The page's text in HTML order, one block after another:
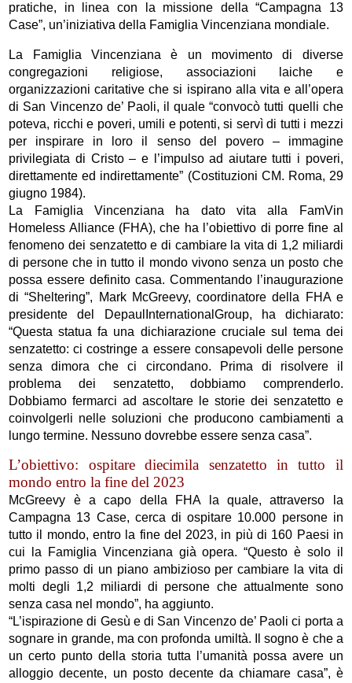
pratiche, in linea con la missione della “Campagna 13
Case”, un’iniziativa della Famiglia Vincenziana mondiale.
La Famiglia Vincenziana è un movimento di diverse
congregazioni religiose, associazioni laiche e
organizzazioni caritative che si ispirano alla vita e all’opera
di San Vincenzo de’ Paoli, il quale “convocò tutti quelli che
poteva, ricchi e poveri, umili e potenti, si servì di tutti i mezzi
per inspirare in loro il senso del povero – immagine
privilegiata di Cristo – e l’impulso ad aiutare tutti i poveri,
direttamente ed indirettamente” (Costituzioni CM. Roma, 29
giugno 1984).
La Famiglia Vincenziana ha dato vita alla FamVin
Homeless Alliance (FHA), che ha l’obiettivo di porre fine al
fenomeno dei senzatetto e di cambiare la vita di 1,2 miliardi
di persone che in tutto il mondo vivono senza un posto che
possa essere definito casa. Commentando l’inaugurazione
di “Sheltering”, Mark McGreevy, coordinatore della FHA e
presidente del DepaulInternationalGroup, ha dichiarato:
“Questa statua fa una dichiarazione cruciale sul tema dei
senzatetto: ci costringe a essere consapevoli delle persone
senza dimora che ci circondano. Prima di risolvere il
problema dei senzatetto, dobbiamo comprenderlo.
Dobbiamo fermarci ad ascoltare le storie dei senzatetto e
coinvolgerli nelle soluzioni che producono cambiamenti a
lungo termine. Nessuno dovrebbe essere senza casa”.
L’obiettivo: ospitare diecimila senzatetto in tutto il
mondo entro la fine del 2023
McGreevy è a capo della FHA la quale, attraverso la
Campagna 13 Case, cerca di ospitare 10.000 persone in
tutto il mondo, entro la fine del 2023, in più di 160 Paesi in
cui la Famiglia Vincenziana già opera. “Questo è solo il
primo passo di un piano ambizioso per cambiare la vita di
molti degli 1,2 miliardi di persone che attualmente sono
senza casa nel mondo”, ha aggiunto.
“L’ispirazione di Gesù e di San Vincenzo de’ Paoli ci porta a
sognare in grande, ma con profonda umiltà. Il sogno è che a
un certo punto della storia tutta l’umanità possa avere un
alloggio decente, un posto decente da chiamare casa”, è